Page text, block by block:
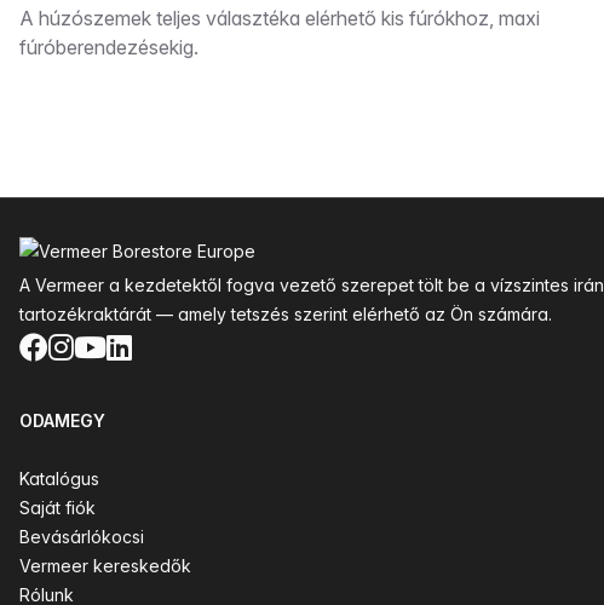
Leírás
A húzószemek teljes választéka elérhető kis fúrókhoz, maxi
fúróberendezésekig.
A Vermeer a kezdetektől fogva vezető szerepet tölt be a vízszintes
tartozékraktárát — amely tetszés szerint elérhető az Ön számára.
Facebook
Instagram
YouTube
LinkedIn
ODAMEGY
Katalógus
Saját fiók
Bevásárlókocsi
Vermeer kereskedők
Rólunk